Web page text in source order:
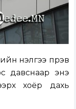
үнэлгээ пүрэв
давснаар энэ
хоёр дахь